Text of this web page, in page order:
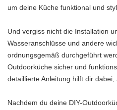
um deine Küche funktional und
Und vergiss nicht die Installation
Wasseranschlüsse und andere
ordnungsgemäß durchgeführt
Outdoorküche sicher und
detaillierte Anleitung hilft dir dabei,
Nachdem du deine DIY-